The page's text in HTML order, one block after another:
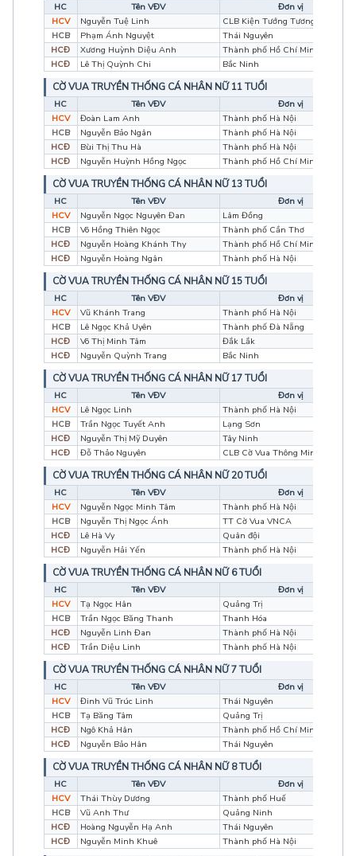
HC Tên VĐV
Đơn vị
HCV
Nguyễn Tuệ Linh
CLB Kiện Tướng Tương Lai
HCB
Phạm Ánh Nguyệt
Thái Nguyên
HCĐ
Xương Huỳnh Diệu Anh
Thành phố Hồ Chí Minh
HCĐ
Lê Thị Quỳnh Chi Bắc Ninh
CỜ VUA TRUYỀN THỐNG CÁ NHÂN NỮ 11 TUỔI
HC Tên VĐV
Đơn vị
HCV
Đoàn Lam Anh
Thành phố Hà Nội
HCB
Nguyễn Bảo Ngân
Thành phố Hà Nội
HCĐ
Bùi Thị Thu Hà
Thành phố Hà Nội
HCĐ
Nguyễn Huỳnh Hồng Ngọc Thành phố Hồ Chí Minh
CỜ VUA TRUYỀN THỐNG CÁ NHÂN NỮ 13 TUỔI
HC Tên VĐV
Đơn vị
HCV
Nguyễn Ngọc Nguyên Đan
Lâm Đồng
HCB
Võ Hồng Thiên Ngọc
Thành phố Cần Thơ
HCĐ
Nguyễn Hoàng Khánh Thy
Thành phố Hồ Chí Minh
HCĐ
Nguyễn Hoàng Ngân Thành phố Hà Nội
CỜ VUA TRUYỀN THỐNG CÁ NHÂN NỮ 15 TUỔI
HC Tên VĐV
Đơn vị
HCV
Vũ Khánh Trang
Thành phố Hà Nội
HCB
Lê Ngọc Khả Uyên
Thành phố Đà Nẵng
HCĐ
Võ Thị Minh Tâm
Đắk Lắk
HCĐ
Nguyễn Quỳnh Trang Bắc Ninh
CỜ VUA TRUYỀN THỐNG CÁ NHÂN NỮ 17 TUỔI
HC Tên VĐV
Đơn vị
HCV
Lê Ngọc Linh
Thành phố Hà Nội
HCB
Trần Ngọc Tuyết Anh
Lạng Sơn
HCĐ
Nguyễn Thị Mỹ Duyên
Tây Ninh
HCĐ
Đỗ Thảo Nguyên CLB Cờ Vua Thông Minh
CỜ VUA TRUYỀN THỐNG CÁ NHÂN NỮ 20 TUỔI
HC Tên VĐV
Đơn vị
HCV
Nguyễn Ngọc Minh Tâm
Thành phố Hà Nội
HCB
Nguyễn Thị Ngọc Ánh
TT Cờ Vua VNCA
HCĐ
Lê Hà Vy
Quân đội
HCĐ
Nguyễn Hải Yến Thành phố Hà Nội
CỜ VUA TRUYỀN THỐNG CÁ NHÂN NỮ 6 TUỔI
HC Tên VĐV
Đơn vị
HCV
Tạ Ngọc Hân
Quảng Trị
HCB
Trần Ngọc Băng Thanh
Thanh Hóa
HCĐ
Nguyễn Linh Đan
Thành phố Hà Nội
HCĐ
Trần Diệu Linh Thành phố Hà Nội
CỜ VUA TRUYỀN THỐNG CÁ NHÂN NỮ 7 TUỔI
HC Tên VĐV
Đơn vị
HCV
Đinh Vũ Trúc Linh
Thái Nguyên
HCB
Tạ Băng Tâm
Quảng Trị
HCĐ
Ngô Khả Hân
Thành phố Hồ Chí Minh
HCĐ
Nguyễn Bảo Hân Thái Nguyên
CỜ VUA TRUYỀN THỐNG CÁ NHÂN NỮ 8 TUỔI
HC Tên VĐV
Đơn vị
HCV
Thái Thùy Dương
Thành phố Huế
HCB
Vũ Anh Thư
Quảng Ninh
HCĐ
Hoàng Nguyễn Hạ Anh
Thái Nguyên
HCĐ
Nguyễn Minh Khuê Thành phố Hà Nội